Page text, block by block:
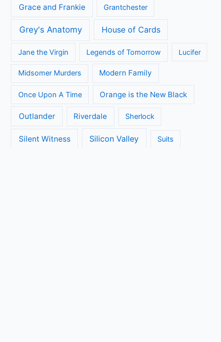
Grace and Frankie Grantchester
Grey's Anatomy House of Cards
Jane the Virgin Legends of Tomorrow Lucifer
Midsomer Murders Modern Family
Once Upon A Time Orange is the New Black
Outlander Riverdale Sherlock
Silent Witness Silicon Valley Suits